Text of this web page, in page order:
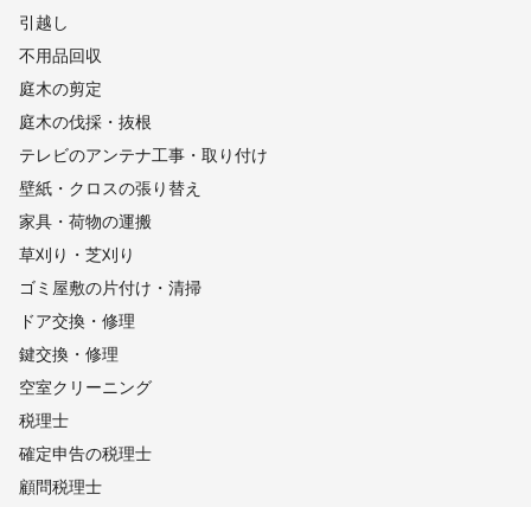
引越し
不用品回収
庭木の剪定
庭木の伐採・抜根
テレビのアンテナ工事・取り付け
壁紙・クロスの張り替え
家具・荷物の運搬
草刈り・芝刈り
ゴミ屋敷の片付け・清掃
ドア交換・修理
鍵交換・修理
空室クリーニング
税理士
確定申告の税理士
顧問税理士